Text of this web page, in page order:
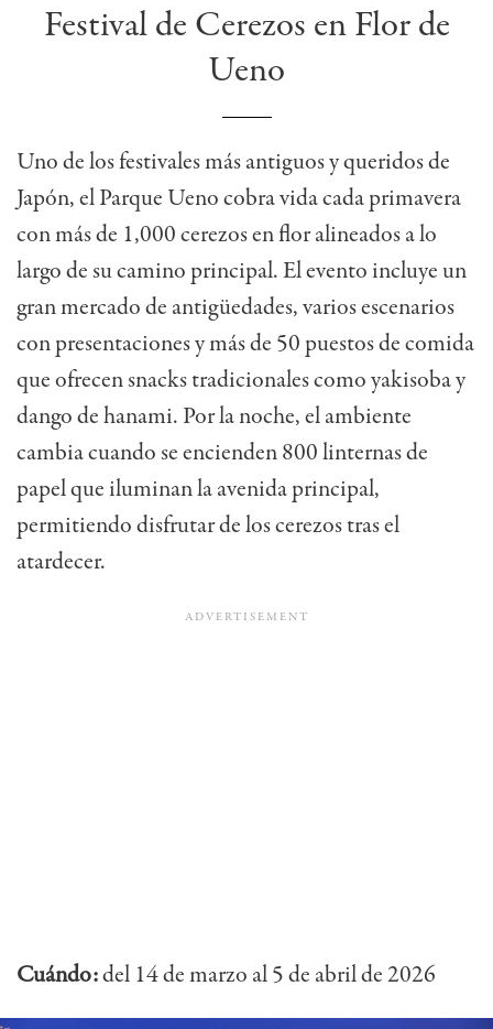
Festival de Cerezos en Flor de
Ueno
Uno de los festivales más antiguos y queridos de
Japón, el Parque Ueno cobra vida cada primavera
con más de 1,000 cerezos en flor alineados a lo
largo de su camino principal. El evento incluye un
gran mercado de antigüedades, varios escenarios
con presentaciones y más de 50 puestos de comida
que ofrecen snacks tradicionales como yakisoba y
dango de hanami. Por la noche, el ambiente
cambia cuando se encienden 800linternas de
papelque iluminan la avenida principal,
permitiendo disfrutar de los cerezos tras el
atardecer.
Cuándo:del 14 de marzo al 5 de abril de 2026